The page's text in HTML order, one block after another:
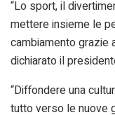
“Lo sport, il
mettere insieme le
cambiamento grazie
dichiarato il
“Diffondere una
tutto verso le nuove